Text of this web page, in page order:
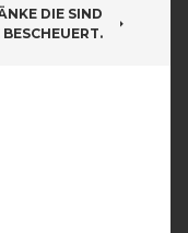
DIE SIND